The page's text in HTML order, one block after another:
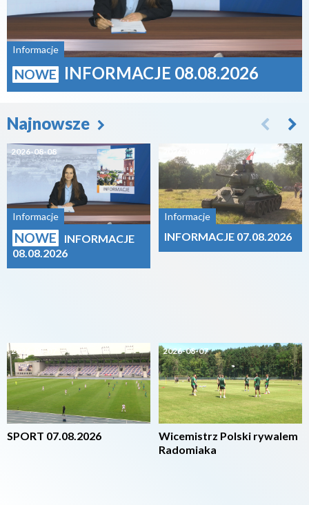
Informacje
NOWE INFORMACJE 08.08.2026
Najnowsze
2026-08-08
Informacje
NOWE
INFORMACJE
08.08.2026
2026-08-07
SPORT 07.08.2026
Informacje
INFORMACJE 07.08.2026
2026-08-07
Wicemistrz Polski rywalem
Radomiaka